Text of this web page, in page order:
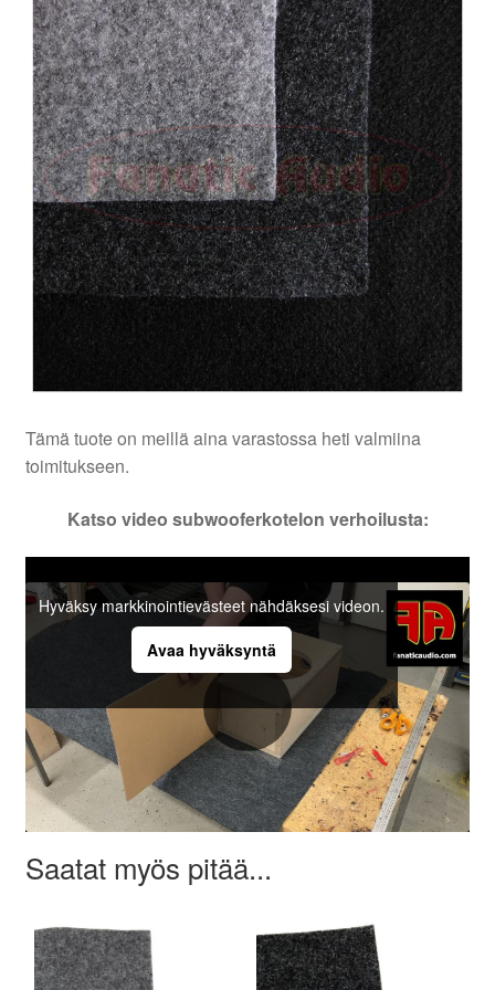
Tämä tuote on meillä aina varastossa heti valmiina
toimitukseen.
Katso video subwooferkotelon verhoilusta:
Hyväksy markkinointievästeet nähdäksesi videon.
Avaa hyväksyntä
Saatat myös pitää...